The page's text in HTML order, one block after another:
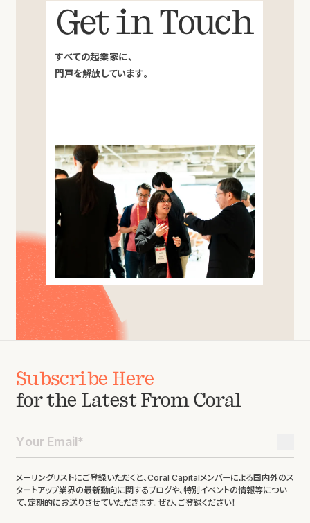
Get in Touch
すべての起業家に、
門戸を解放しています。
Subscribe Here
for the Latest From Coral
メーリングリストにご登録いただくと、Coral Capitalメンバーによる国内外のス
タートアップ業界の最新動向に関するブログや、特別イベントの情報等につい
て、定期的にお送りさせていただきます。ぜひ、ご登録ください！